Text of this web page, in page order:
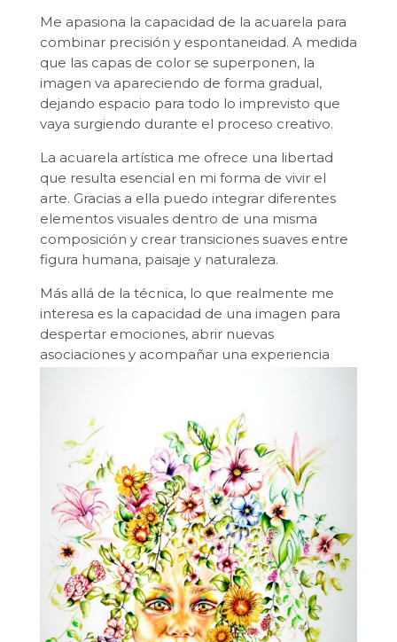
Me apasiona la capacidad de la acuarela para
combinar precisión y espontaneidad. A medida
que las capas de color se superponen, la
imagen va apareciendo de forma gradual,
dejando espacio para todo lo imprevisto que
vaya surgiendo durante el proceso creativo.
La acuarela artística me ofrece una libertad
que resulta esencial en mi forma de vivir el
arte. Gracias a ella puedo integrar diferentes
elementos visuales dentro de una misma
composición y crear transiciones suaves entre
figura humana, paisaje y naturaleza.
Más allá de la técnica, lo que realmente me
interesa es la capacidad de una imagen para
despertar emociones, abrir nuevas
asociaciones y acompañar una experiencia